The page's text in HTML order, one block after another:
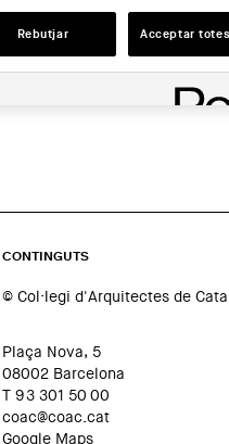
CONTINGUTS
© Col·legi d'Arquitectes de
Plaça Nova, 5
08002 Barcelona
T 93 301 50 00
coac@coac.cat
Google Maps
Rebutjar Acceptar